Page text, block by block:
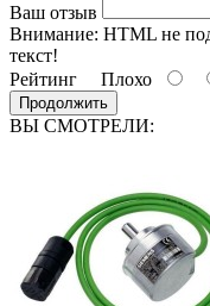
Ваш отзыв
Внимание: HTML не
текст!
Рейтинг Плохо
Продолжить
ВЫ СМОТРЕЛИ: